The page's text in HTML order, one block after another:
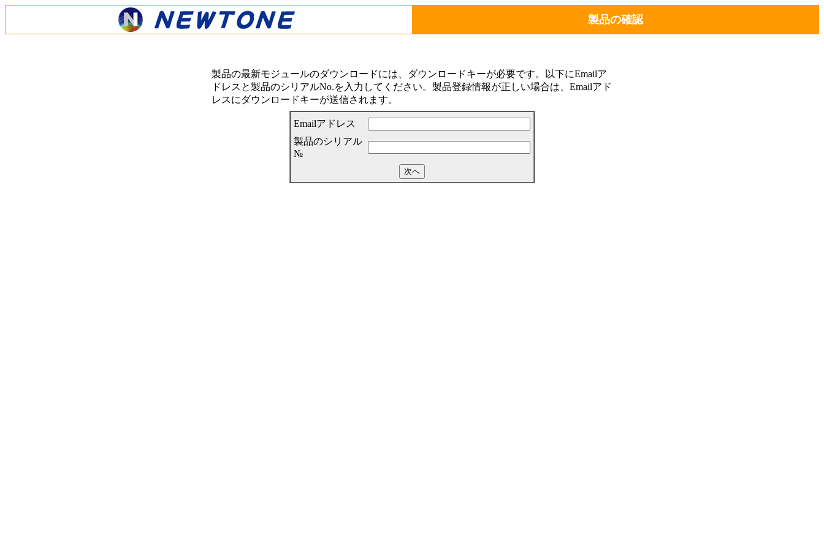
製品の確認
製品の最新モジュールのダウンロードには、ダウンロードキーが必要です。以下にEmailア
ドレスと製品のシリアルNo.を入力してください。製品登録情報が正しい場合は、Emailアド
レスにダウンロードキーが送信されます。
Emailアドレス
製品のシリアル
№